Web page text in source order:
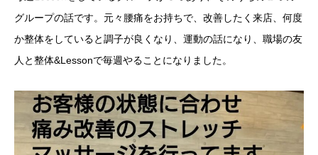
グループの話です。元々腰痛をお持ちで、改善したく来店、何度
か整体をしていると調子が良くなり、運動の話になり、職場の友
人と整体&Lessonで毎週やることになりました。